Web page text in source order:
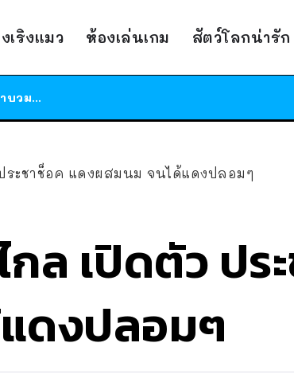
เริงแมว ห้องเล่นเกม สัตว์โลกน่ารัก
ร้านอาหารในนิวยอร์กประกาศปิดตัวลง หลังอยู่มานานกว่า 45 ปี ติดป้ายขอบคุณลูกค้าทุกคน แถมสูตรทำไวท์ซอสให้แบบจัดเต็ม
ได้เวลาเด็กหนวดรวมตัว RF Online Next เปิดให้เล่นแล้ว เกม Sci-Fi MMORPG ระดับตำนาน เล่นได้ทั้งมือถือและ PC
สาวญี่ปุ่นโดนแมวตัวเองกัด ไม่ได้ไปหาหมอตั้งแต่เนิ่นๆ สุดท้ายขาบวม กลายเป็นโรคเนื้อเน่า เตือนทาสแมวทั้งหลายให้ระวัง
ระชาช็อค แดงผสมนม จนได้แดงปลอมๆ
ล เปิดตัว ปร
ดงปลอมๆ